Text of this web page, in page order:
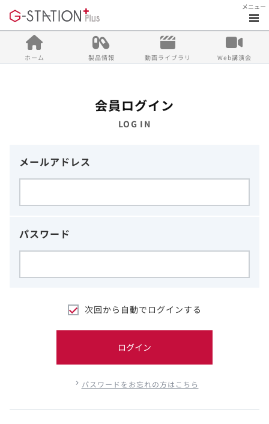
メニュー
ホーム 製品情報 動画ライブラリ Web講演会
会員ログイン
LOG IN
メールアドレス
パスワード
次回から自動でログインする
ログイン
パスワードをお忘れの方はこちら